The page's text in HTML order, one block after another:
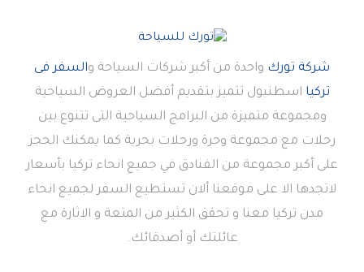
شركة تورك واحدة من أكبر شركات السياحة والسفر فى
تركيا اسطنبول تتميز بتقديم أفضل العروض السياحية
ومجموعة متميزة من البرامج السياحية التى تتنوع بين
رحلات مع مجموعة وحرة ورحلات بحرية كما يمكنك الحجز
على أكبر مجموعة من الفنادق في جميع انحاء تركيا بأسعار
لاتجدها الا على موقعنا ألان تستطيع السفر لجميع انحاء
مدن تركيا معنا و تحقق الكثير من المتعة و الاثارة مع
عائلتك أو أصدقائك.